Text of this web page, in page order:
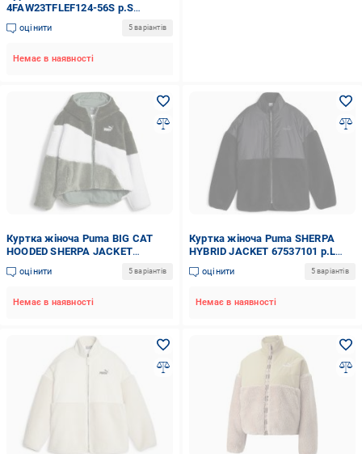
4FAW23TFLEF124-56S р.S
рожева
оцінити 5 варіантів
Немає в наявності
Куртка жіноча Puma BIG CAT
HOODED SHERPA JACKET
67537031 р.XS зелена
оцінити 5 варіантів
Немає в наявності
Куртка жіноча Puma SHERPA
HYBRID JACKET 67537101 р.L
чорна
оцінити 5 варіантів
Немає в наявності